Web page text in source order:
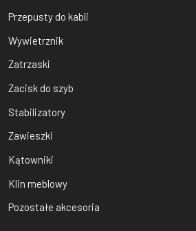
Przepusty do kabli
Wywietrznik
Zatrzaski
Zacisk do szyb
Stabilizatory
Zawieszki
Kątowniki
Klin meblowy
Pozostałe akcesoria